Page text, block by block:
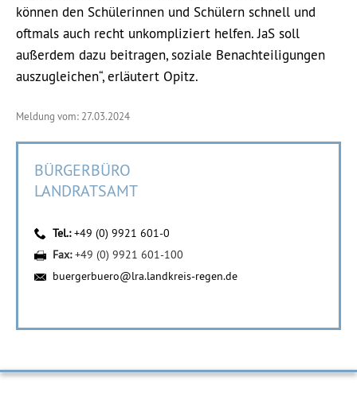
können den Schülerinnen und Schülern schnell und
oftmals auch recht unkompliziert helfen. JaS soll
außerdem dazu beitragen, soziale Benachteiligungen
auszugleichen“, erläutert Opitz.
Meldung vom: 27.03.2024
BÜRGERBÜRO
LANDRATSAMT
Tel.:+49 (0) 9921 601-0
Fax:+49 (0) 9921 601-100
buergerbuero@lra.landkreis-regen.de